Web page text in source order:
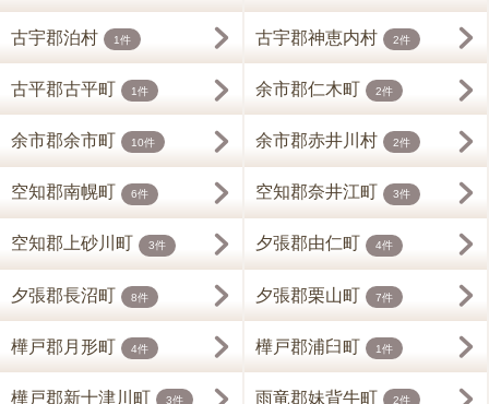
古宇郡泊村 1件 古宇郡神恵内村 2件
古平郡古平町 1件 余市郡仁木町 2件
余市郡余市町 10件 余市郡赤井川村 2件
空知郡南幌町 6件 空知郡奈井江町 3件
空知郡上砂川町 3件 夕張郡由仁町 4件
夕張郡長沼町 8件 夕張郡栗山町 7件
樺戸郡月形町 4件 樺戸郡浦臼町 1件
樺戸郡新十津川町 3件 雨竜郡妹背牛町 2件